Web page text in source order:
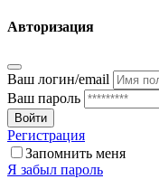
Авторизация
Ваш логин/email
Ваш пароль
Войти
Регистрация
Запомнить меня
Я забыл пароль